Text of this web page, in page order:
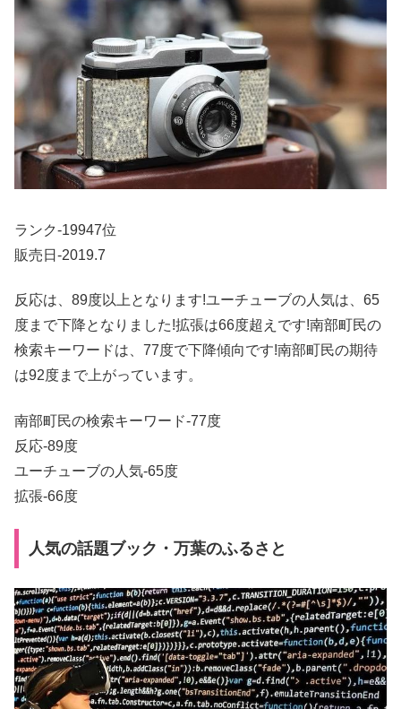
ランク-19947位
販売日-2019.7
反応は、89度以上となります!ユーチューブの人気は、65
度まで下降となりました!拡張は66度超えです!南部町民の
検索キーワードは、77度で下降傾向です!南部町民の期待
は92度まで上がっています。
南部町民の検索キーワード-77度
反応-89度
ユーチューブの人気-65度
拡張-66度
人気の話題ブック・万葉のふるさと